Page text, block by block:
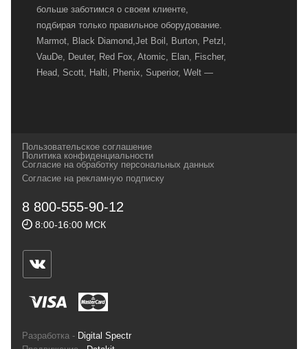
больше заботимся о своем клиенте,
подбирая только правильное оборудование.
Marmot, Black Diamond,Jet Boil, Burton, Petzl,
VauDe, Deuter, Red Fox, Atomic, Elan, Fischer,
Head, Scott, Halti, Phenix, Superior, Welt —
и взыскательных путешественников,
спортсменов и отдыхающих.
Геннадьевич
ИНН 590300057023 ОГРН 304590319000121
ул.Советская, 25, магазин Басег.
Тел./факс (342) 2101242
Пользовательское соглашение
Политика конфиденциальности
Согласие на обработку персональных данных
Согласие на рекламную подписку
8 800-555-90-12
8:00-16:00 МСК
Разработка - Digital Spectr